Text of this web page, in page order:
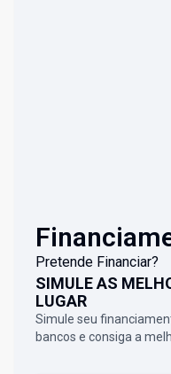
Pretende Financiar?
SIMULE AS
LUGAR
Simule seu
bancos e consiga a